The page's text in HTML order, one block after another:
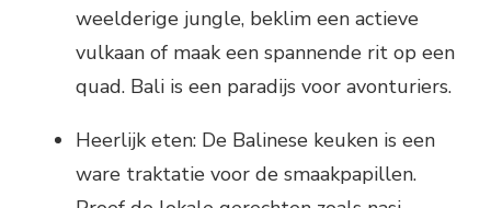
weelderige jungle, beklim een actieve
vulkaan of maak een spannende rit op een
quad. Bali is een paradijs voor avonturiers.
Heerlijk eten: De Balinese keuken is een
ware traktatie voor de smaakpapillen.